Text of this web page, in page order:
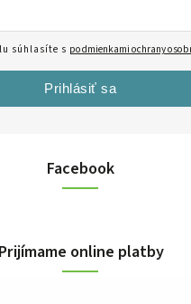
Facebook
Prijímame online platby
súhlasíte s podmienkami ochrany
Prihlásiť sa